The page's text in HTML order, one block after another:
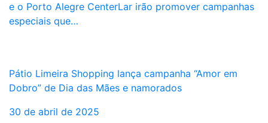
e o Porto Alegre CenterLar irão promover campanhas
especiais que…
Pátio Limeira Shopping lança campanha “Amor em
Dobro” de Dia das Mães e namorados
30 de abril de 2025